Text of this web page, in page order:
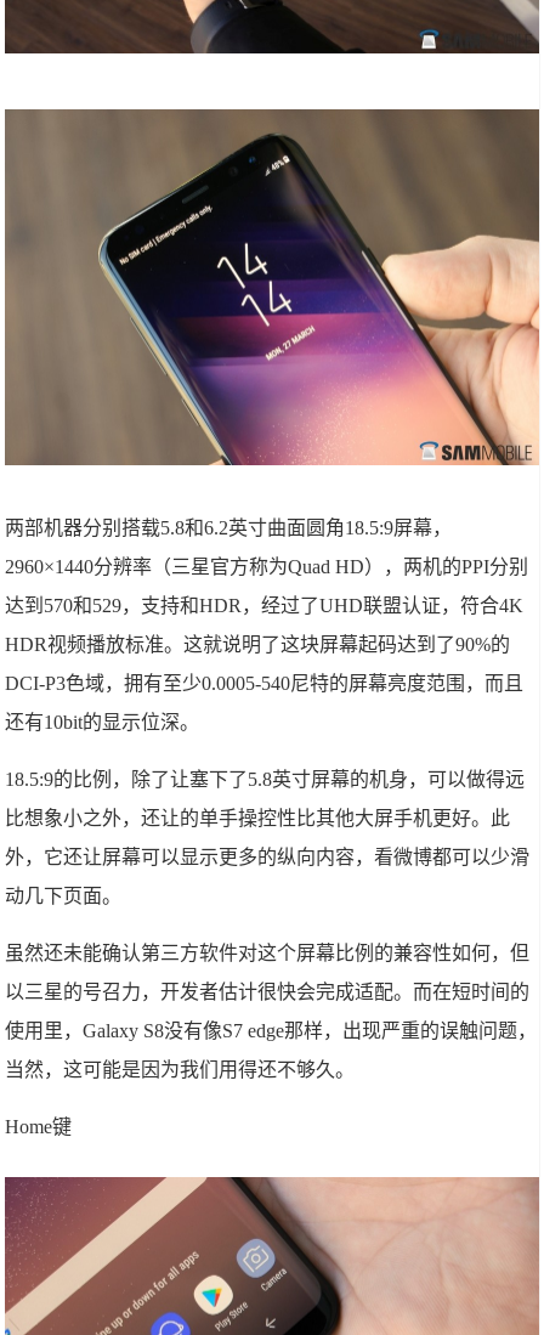
两部机器分别搭载5.8和6.2英寸曲面圆角18.5:9屏幕，
2960×1440分辨率（三星官方称为Quad HD），两机的PPI分别
达到570和529，支持和HDR，经过了UHD联盟认证，符合4K
HDR视频播放标准。这就说明了这块屏幕起码达到了90%的
DCI-P3色域，拥有至少0.0005-540尼特的屏幕亮度范围，而且
还有10bit的显示位深。
18.5:9的比例，除了让塞下了5.8英寸屏幕的机身，可以做得远
比想象小之外，还让的单手操控性比其他大屏手机更好。此
外，它还让屏幕可以显示更多的纵向内容，看微博都可以少滑
动几下页面。
虽然还未能确认第三方软件对这个屏幕比例的兼容性如何，但
以三星的号召力，开发者估计很快会完成适配。而在短时间的
使用里，Galaxy S8没有像S7 edge那样，出现严重的误触问题，
当然，这可能是因为我们用得还不够久。
Home键